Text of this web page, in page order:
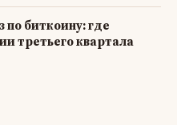
по биткоину: где
третьего квартала